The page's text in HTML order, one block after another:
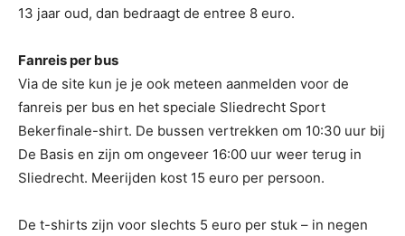
13 jaar oud, dan bedraagt de entree 8 euro.
Fanreis per bus
Via de site kun je je ook meteen aanmelden voor de
fanreis per bus en het speciale Sliedrecht Sport
Bekerfinale-shirt. De bussen vertrekken om 10:30 uur bij
De Basis en zijn om ongeveer 16:00 uur weer terug in
Sliedrecht. Meerijden kost 15 euro per persoon.
De t-shirts zijn voor slechts 5 euro per stuk – in negen